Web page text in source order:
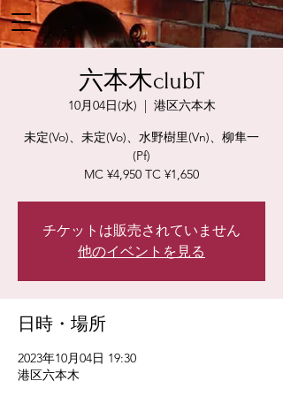
六本木clubT
10月04日(水)
  |
港区六本木
未定(Vo)、未定(Vo)、水野樹里(Vn)、柳隼一
(Pf)
MC ¥4,950 TC ¥1,650
チケットは販売されていません
他のイベントを見る
日時・場所
2023年10月04日 19:30
港区六本木